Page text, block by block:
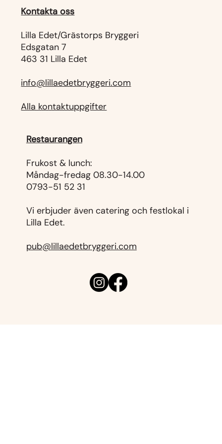
Restaurangen
Frukost & lunch:
Måndag-fredag 08.30-14.00
0793-51 52 31
Vi erbjuder även catering och festlokal i
Lilla Edet.
pub@lillaedetbryggeri.com
Kontakta oss
Lilla Edet/Grästorps Bryggeri
Edsgatan 7
463 31 Lilla Edet
info@lillaedetbryggeri.com
Alla kontaktuppgifter